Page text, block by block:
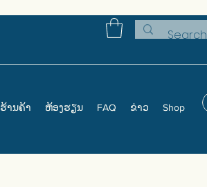
ຮ້ານຄ້າ ຫ້ອງຮຽນ FAQ ຂ່າວ Shop